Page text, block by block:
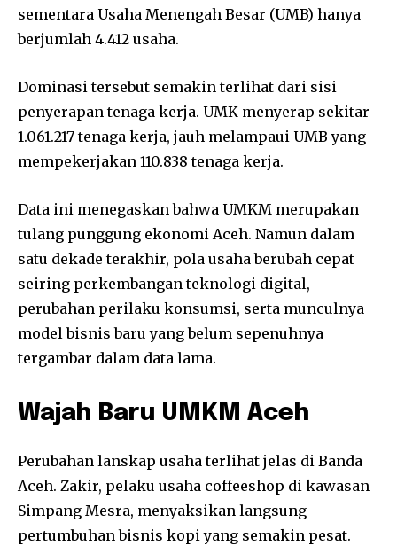
sementara Usaha Menengah Besar (UMB) hanya
berjumlah 4.412 usaha.
Dominasi tersebut semakin terlihat dari sisi
penyerapan tenaga kerja. UMK menyerap sekitar
1.061.217 tenaga kerja, jauh melampaui UMB yang
mempekerjakan 110.838 tenaga kerja.
Data ini menegaskan bahwa UMKM merupakan
tulang punggung ekonomi Aceh. Namun dalam
satu dekade terakhir, pola usaha berubah cepat
seiring perkembangan teknologi digital,
perubahan perilaku konsumsi, serta munculnya
model bisnis baru yang belum sepenuhnya
tergambar dalam data lama.
Wajah Baru UMKM Aceh
Perubahan lanskap usaha terlihat jelas di Banda
Aceh. Zakir, pelaku usaha coffeeshop di kawasan
Simpang Mesra, menyaksikan langsung
pertumbuhan bisnis kopi yang semakin pesat.